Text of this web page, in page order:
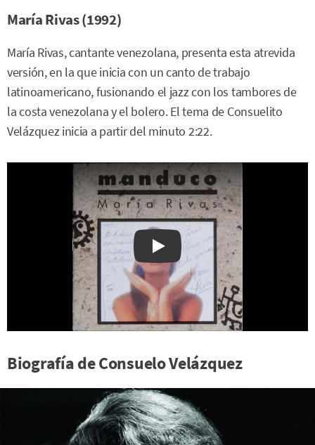
María Rivas (1992)
María Rivas, cantante venezolana, presenta esta atrevida
versión, en la que inicia con un canto de trabajo
latinoamericano, fusionando el jazz con los tambores de
la costa venezolana y el bolero. El tema de Consuelito
Velázquez inicia a partir del minuto 2:22.
Watch on YouTube
Biografía de Consuelo Velázquez